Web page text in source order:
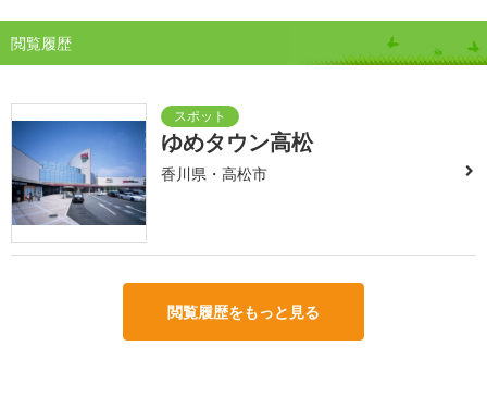
閲覧履歴
ゆめタウン高松
香川県・高松市
閲覧履歴をもっと見る